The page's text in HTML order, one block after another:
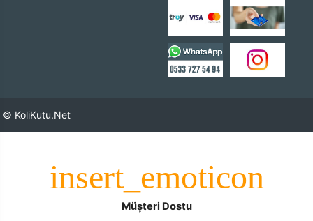
© KoliKutu.Net
Müşteri Dostu